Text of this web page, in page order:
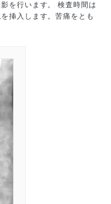
を行います。 検査時間は
挿入します。苦痛をとも